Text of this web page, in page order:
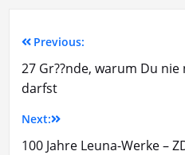
Previous:
27 Gr??nde, warum Du
darfst
Next:
100 Jahre Leuna-Werke –